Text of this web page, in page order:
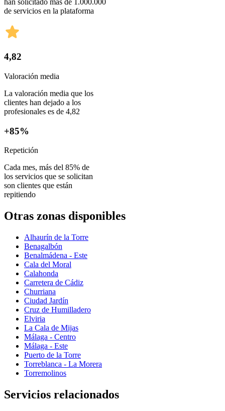
de servicios en la plataforma
4,82
Valoración media
La valoración media que los
clientes han dejado a los
profesionales es de 4,82
+85%
Repetición
Cada mes, más del 85% de
los servicios que se solicitan
son clientes que están
repitiendo
Otras zonas disponibles
Alhaurín de la Torre
Benagalbón
Benalmádena - Este
Cala del Moral
Calahonda
Carretera de Cádiz
Churriana
Ciudad Jardín
Cruz de Humilladero
Elviria
La Cala de Mijas
Málaga - Centro
Málaga - Este
Puerto de la Torre
Torreblanca - La Morera
Torremolinos
Servicios relacionados